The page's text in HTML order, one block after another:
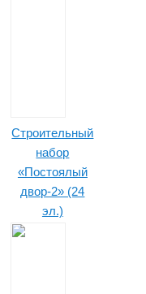
Строительный
набор
«Постоялый
двор-2» (24
эл.)